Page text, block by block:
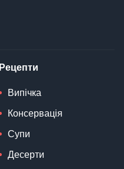
Рецепти
Випічка
Консервація
Супи
Десерти